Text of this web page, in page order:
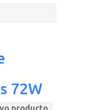
72W
producto